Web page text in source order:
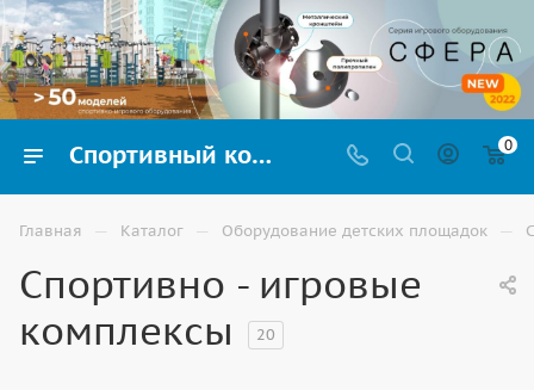
Спортивный комплекс для детской игровой площадки на улицу купить в Ставрополе 0
Главная — Каталог — Оборудование детских площадок —
Спортивно - игровые
комплексы
20